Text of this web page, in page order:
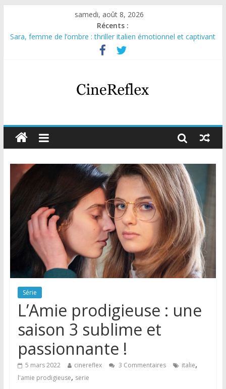
samedi, août 8, 2026
Récents :
Sara, femme de l’ombre : thriller italien émotionnel et captivant
Journal d’une fille larguée : nouvelle série suédoise sur Netflix
Aema : mini-série sur le tournage d’un film érotique devenu
Glass Heart : excellente série musicale avec Takeru Satō
Olympo, saison 1 : nouvelle série qui séduira les fans de
Série
L’Amie prodigieuse : une
saison 3 sublime et
passionnante !
5 mars 2022 cinereflex 3 Commentaires italie,
l'amie prodigieuse, serie